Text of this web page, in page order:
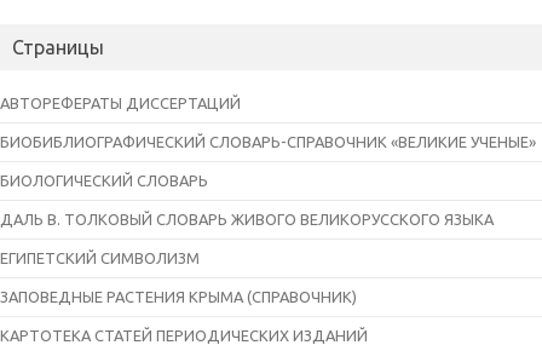
Страницы
АВТОРЕФЕРАТЫ ДИССЕРТАЦИЙ
БИОБИБЛИОГРАФИЧЕСКИЙ СЛОВАРЬ-СПРАВОЧНИК «ВЕЛИКИЕ УЧЕНЫЕ»
БИОЛОГИЧЕСКИЙ СЛОВАРЬ
ДАЛЬ В. ТОЛКОВЫЙ СЛОВАРЬ ЖИВОГО ВЕЛИКОРУССКОГО ЯЗЫКА
ЕГИПЕТСКИЙ СИМВОЛИЗМ
ЗАПОВЕДНЫЕ РАСТЕНИЯ КРЫМА (СПРАВОЧНИК)
КАРТОТЕКА СТАТЕЙ ПЕРИОДИЧЕСКИХ ИЗДАНИЙ